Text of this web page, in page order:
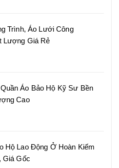
Trình, Áo Lưới Công
Lượng Giá Rẻ
Áo Bảo Hộ Kỹ Sư Bền
Cao
Hộ Lao Động Ở Hoàn Kiếm
Giá Gốc